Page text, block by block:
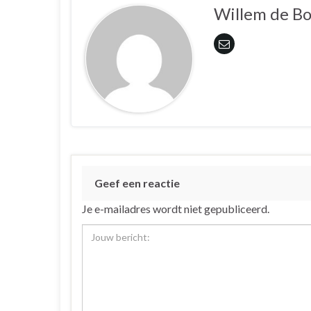
Willem de
Geef een reactie
Je e-mailadres wordt niet gepubliceerd.